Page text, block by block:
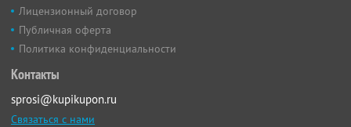
Лицензионный договор
Публичная оферта
Политика конфиденциальности
Контакты
sprosi@kupikupon.ru
Связаться с нами